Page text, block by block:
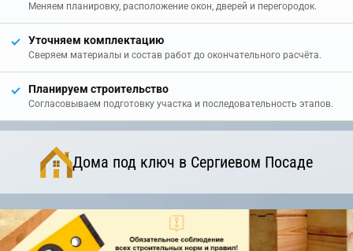
Меняем планировку, расположение окон, дверей и перегородок.
Уточняем комплектацию
Сверяем материалы и состав работ до окончательного расчёта.
Планируем строительство
Согласовываем подготовку участка и последовательность этапов.
Дома под ключ в Сергиевом Посаде